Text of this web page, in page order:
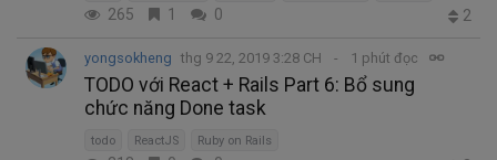
265 1 0 2
yongsokheng thg 9 22, 2019 3:28 CH 1 phút đọc
TODO với React + Rails Part 6: Bổ sung
chức năng Done task
todo ReactJS Ruby on Rails